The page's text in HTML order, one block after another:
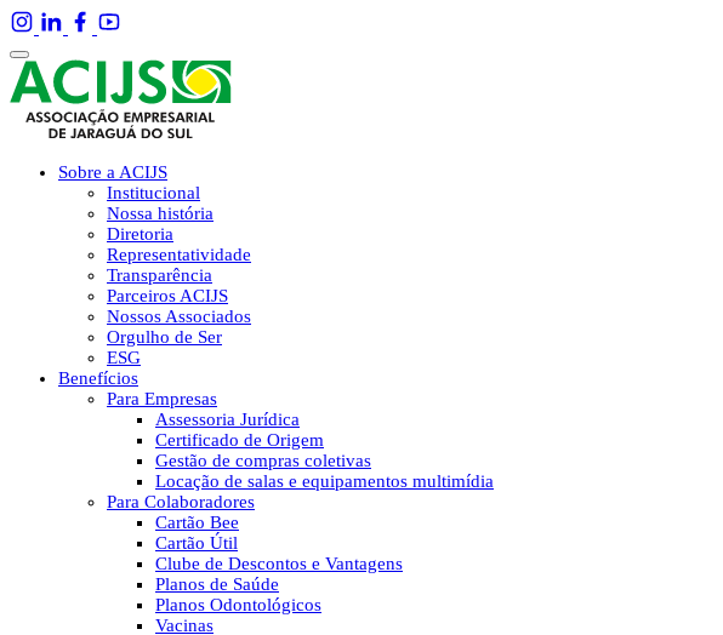
Sobre a ACIJS
Institucional
Nossa história
Diretoria
Representatividade
Transparência
Parceiros ACIJS
Nossos Associados
Orgulho de Ser
ESG
Benefícios
Para Empresas
Assessoria Jurídica
Certificado de Origem
Gestão de compras coletivas
Locação de salas e equipamentos multimídia
Para Colaboradores
Cartão Bee
Cartão Útil
Clube de Descontos e Vantagens
Planos de Saúde
Planos Odontológicos
Vacinas